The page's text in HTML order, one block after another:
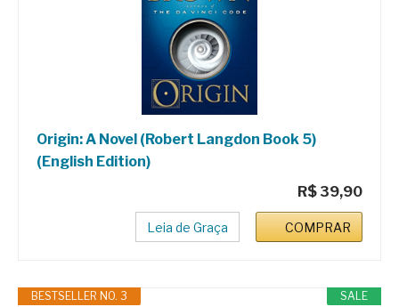
Origin: A Novel (Robert Langdon Book 5)
(English Edition)
R$ 39,90
Leia de Graça COMPRAR
SALE
BESTSELLER NO. 3